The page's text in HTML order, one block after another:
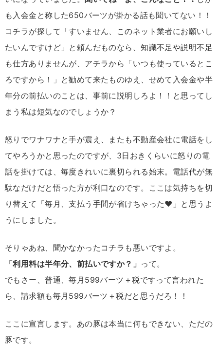
も入会金と称した650バーツが掛かる話も聞いてない！！
コチラが探して「すいません、このネット業者にお願いし
たいんですけど」と頼んだものなら、知識不足や説明不足
も仕方ありませんが、アチラから「いつも使っているとこ
ろですから！」と勧めて来たものゆえ、せめて入会金や半
年分の前払いのことは、事前に説明しろよ！！と思ってし
まう私は短気なのでしょうか？
怒りでワナワナと手が震え、またも不動産会社に電話をし
てやろうかと思ったのですが、3日おきくらいに怒りの電
話を掛けては、毎度きれいに裏切られる始末。電話代が無
駄なだけだと悟った方が利口なのです。ここは気持ちを切
り替えて「毎月、支払う手間が省けちゃった♥」と思うよ
うにしました。
そりゃあね、聞かなかったコチラも悪いですよ。
「利用料は半年分、前払いですか？」 って。
でもさー、普通、毎月599バーツ＋税ですって言われた
ら、請求額も毎月599バーツ＋税だと思うだろ！！
ここに宣言します。あの豚は本当に何もできない、ただの
豚です。